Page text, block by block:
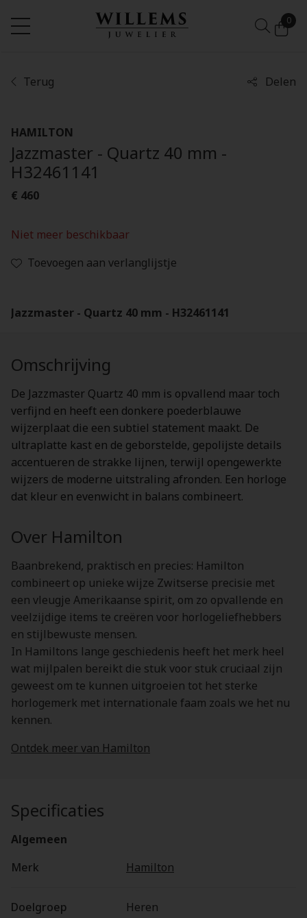
0
Terug Delen
HAMILTON
Jazzmaster - Quartz 40 mm -
H32461141
€ 460
Niet meer beschikbaar
Toevoegen aan verlanglijstje
Jazzmaster - Quartz 40 mm - H32461141
Omschrijving
De Jazzmaster Quartz 40 mm is opvallend maar toch
verfijnd en heeft een donkere poederblauwe
wijzerplaat die een subtiel statement maakt. De
ultraplatte kast en de geborstelde, gepolijste details
accentueren de strakke lijnen, terwijl opengewerkte
wijzers de moderne uitstraling afronden. Een horloge
dat kleur en evenwicht in balans combineert.
Over Hamilton
Baanbrekend, praktisch en precies: Hamilton
combineert op unieke wijze Zwitserse precisie met
een vleugje Amerikaanse spirit, om zo opvallende en
veelzijdige items te creëren voor horlogeliefhebbers
en stijlbewuste mensen.
In Hamiltons lange geschiedenis heeft het merk heel
wat mijlpalen bereikt die stuk voor stuk cruciaal zijn
geweest om te kunnen uitgroeien tot het sterke
horlogemerk met internationale faam zoals we het nu
kennen.
Ontdek meer van Hamilton
Specificaties
Algemeen
Merk
Hamilton
Doelgroep Heren